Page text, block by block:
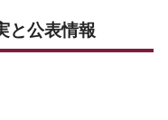
と公表情報